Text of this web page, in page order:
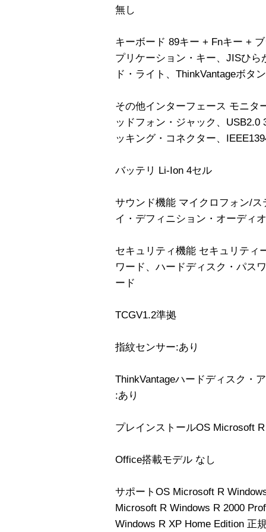
無し
キーボード 89キー + Fnキー +
プリケーション・キー、JISひ
ド・ライト、ThinkVantageボタ
その他インターフェース モニタ
ッドフォン・ジャック、
ッキング・コネクター、
バッテリ Li-Ion 4セル
サウンド機能 マイクロフォン/
イ・デフィニション・オーディ
セキュリティ機能 セキュリティ
ワード、ハードディスク・パス
ード
TCGV1.2準拠
指紋センサー:あり
ThinkVantageハードディスク・
:あり
プレインストールOS Microsoft
Office搭載モデル なし
サポートOS Microsoft R
Microsoft R Windows R 2000
Windows R XP Home Edition 正